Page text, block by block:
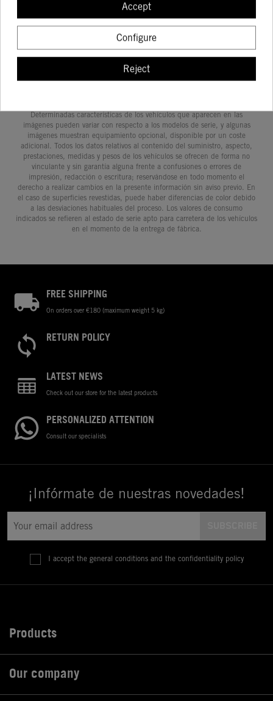
COMPRAR COMPRAR
Determinadas características de los vehículos que aparecen en las
imágenes pueden variar con respecto a los modelos de serie, y algunas
imágenes muestran equipamiento opcional, disponible por un coste
adicional. Todos los datos relativos al contenido del suministro, aspecto,
prestaciones, medidas y pesos de los vehículos se ofrecen de forma no
vinculante y sin garantía alguna frente a confusiones o errores de
impresión, redacción o escritura; reservándose en todo momento el
derecho a realizar cambios en la presente información sin aviso previo. En
el caso de superficies revestidas, puede haber diferencias de color debido
a las desviaciones habituales del proceso. Los valores de consumo
indicados se refieren al estado de serie apto para carretera de los vehículos
en el momento de la entrega de fábrica.
FREE SHIPPING
On orders over €180 (maximum weight 5 kg)
RETURN POLICY
LATEST NEWS
Check out our store for the latest products
PERSONALIZED ATTENTION
Consult our specialists
¡Infórmate de nuestras novedades!
I accept the general conditions and the confidentiality policy
Products
Our company
Accept
Configure
Reject